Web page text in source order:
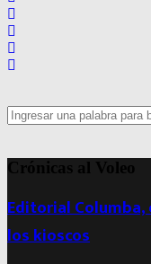
Search
for:
Crónicas al Voleo
Editorial
los kioscos